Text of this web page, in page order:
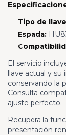
Tipo de
Espada:
El servicio
llave actual y su
conservando la
Consulta
ajuste perfecto.
Recupera la
presentación